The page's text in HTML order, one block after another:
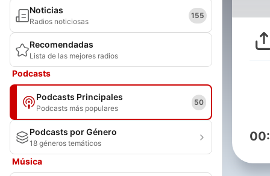
Noticias
Radios noticiosas
155
Recomendadas
Lista de las mejores radios
Podcasts
Podcasts Principales
Podcasts más populares
50
Podcasts por Género
18 géneros temáticos
Música